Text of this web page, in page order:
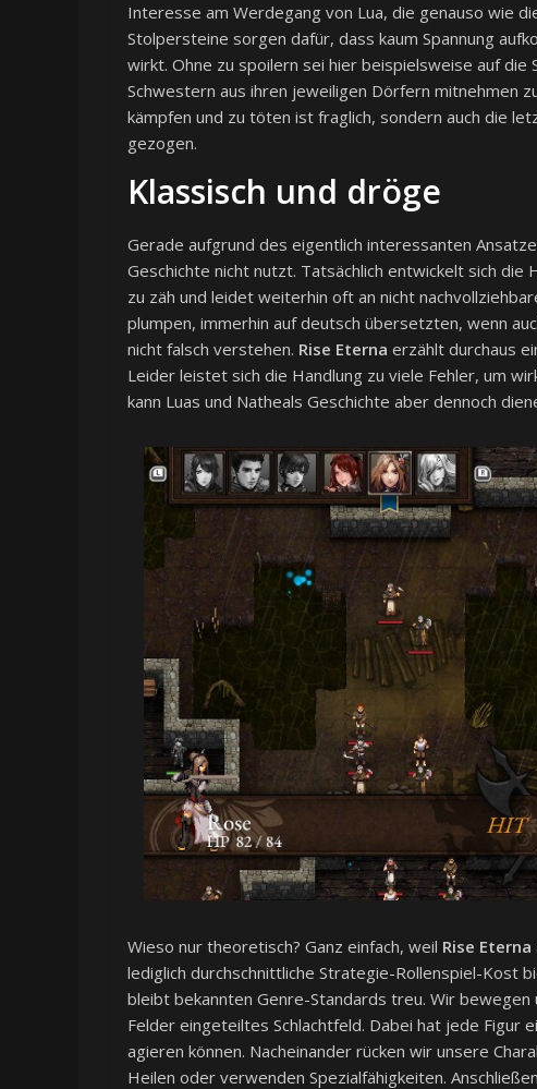
Interesse am Werdegang von Lua, die genauso wie
Stolpersteine sorgen dafür, dass kaum Spannung
wirkt. Ohne zu spoilern sei hier beispielsweise auf die
Schwestern aus ihren jeweiligen Dörfern mitnehmen
kämpfen und zu töten ist fraglich, sondern auch die
gezogen.
Klassisch und dröge
Gerade aufgrund des eigentlich interessanten
Geschichte nicht nutzt. Tatsächlich entwickelt sich
zu zäh und leidet weiterhin oft an nicht
plumpen, immerhin auf deutsch übersetzten, wenn
nicht falsch verstehen. Rise Eterna erzählt durchaus
Leider leistet sich die Handlung zu viele Fehler, um
kann Luas und Natheals Geschichte aber dennoch
Wieso nur theoretisch? Ganz einfach, weil Rise Eterna
lediglich durchschnittliche Strategie-Rollenspiel-Kost
bleibt bekannten Genre-Standards treu. Wir bewegen
Felder eingeteiltes Schlachtfeld. Dabei hat jede Figur
agieren können. Nacheinander rücken wir unsere
Heilen oder verwenden Spezialfähigkeiten.